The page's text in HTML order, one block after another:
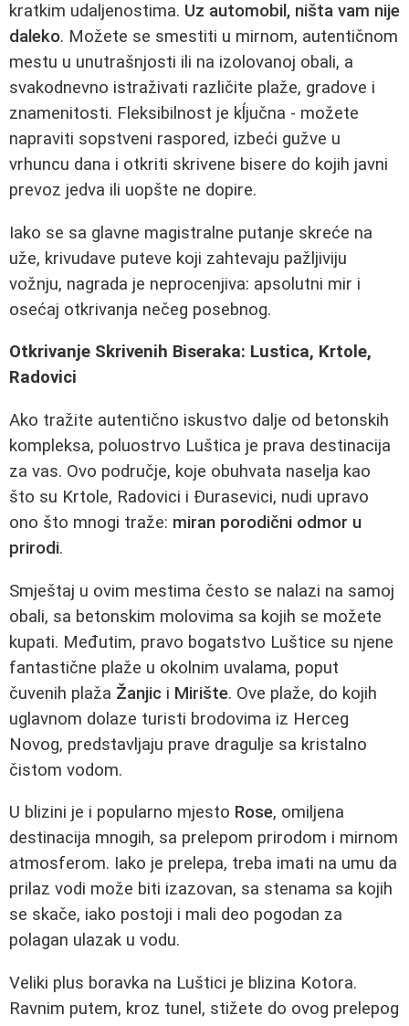
kratkim udaljenostima. Uz automobil, ništa vam nije
daleko. Možete se smestiti u mirnom, autentičnom
mestu u unutrašnjosti ili na izolovanoj obali, a
svakodnevno istraživati različite plaže, gradove i
znamenitosti. Fleksibilnost je kĺjučna - možete
napraviti sopstveni raspored, izbeći gužve u
vrhuncu dana i otkriti skrivene bisere do kojih javni
prevoz jedva ili uopšte ne dopire.
Iako se sa glavne magistralne putanje skreće na
uže, krivudave puteve koji zahtevaju pažljiviju
vožnju, nagrada je neprocenjiva: apsolutni mir i
osećaj otkrivanja nečeg posebnog.
Otkrivanje Skrivenih Biseraka: Lustica, Krtole,
Radovici
Ako tražite autentično iskustvo dalje od betonskih
kompleksa, poluostrvo Luštica je prava destinacija
za vas. Ovo područje, koje obuhvata naselja kao
što su Krtole, Radovici i Đurasevici, nudi upravo
ono što mnogi traže: miran porodični odmor u
prirodi.
Smještaj u ovim mestima često se nalazi na samoj
obali, sa betonskim molovima sa kojih se možete
kupati. Međutim, pravo bogatstvo Luštice su njene
fantastične plaže u okolnim uvalama, poput
čuvenih plaža Žanjic i Mirište. Ove plaže, do kojih
uglavnom dolaze turisti brodovima iz Herceg
Novog, predstavljaju prave dragulje sa kristalno
čistom vodom.
U blizini je i popularno mjesto Rose, omiljena
destinacija mnogih, sa prelepom prirodom i mirnom
atmosferom. Iako je prelepa, treba imati na umu da
prilaz vodi može biti izazovan, sa stenama sa kojih
se skače, iako postoji i mali deo pogodan za
polagan ulazak u vodu.
Veliki plus boravka na Luštici je blizina Kotora.
Ravnim putem, kroz tunel, stižete do ovog prelepog